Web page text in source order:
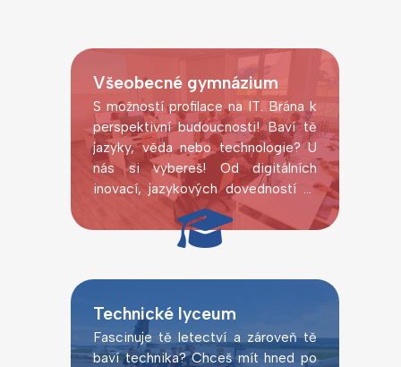
Všeobecné gymnázium
S možností profilace na IT. Brána k
perspektivní budoucnosti! Baví tě
jazyky, věda nebo technologie? U
nás si vybereš! Od digitálních
inovací, jazykových dovedností až
po laboratorní pokusy.
Technické lyceum
Fascinuje tě letectví a zároveň tě
baví technika? Chceš mít hned po